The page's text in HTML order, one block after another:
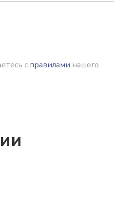
с правилами нашего